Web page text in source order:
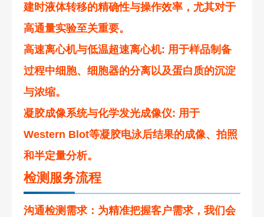
建时液体转移的精确性与操作效率，尤其对于
高通量实验至关重要。
高速离心机与低温超速离心机: 用于样品制备
过程中细胞、细胞器的分离以及蛋白质的沉淀
与浓缩。
凝胶成像系统与化学发光成像仪: 用于
Western Blot等凝胶电泳后结果的成像、拍照
和半定量分析。
检测服务流程
沟通检测需求 ：为精准把握客户需求，我们会